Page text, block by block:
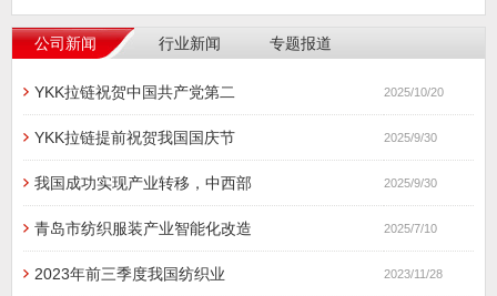
公司新闻 行业新闻 专题报道
YKK拉链祝贺中国共产党第二 2025/10/20
YKK拉链提前祝贺我国国庆节 2025/9/30
我国成功实现产业转移，中西部 2025/9/30
青岛市纺织服装产业智能化改造 2025/7/10
2023年前三季度我国纺织业 2023/11/28